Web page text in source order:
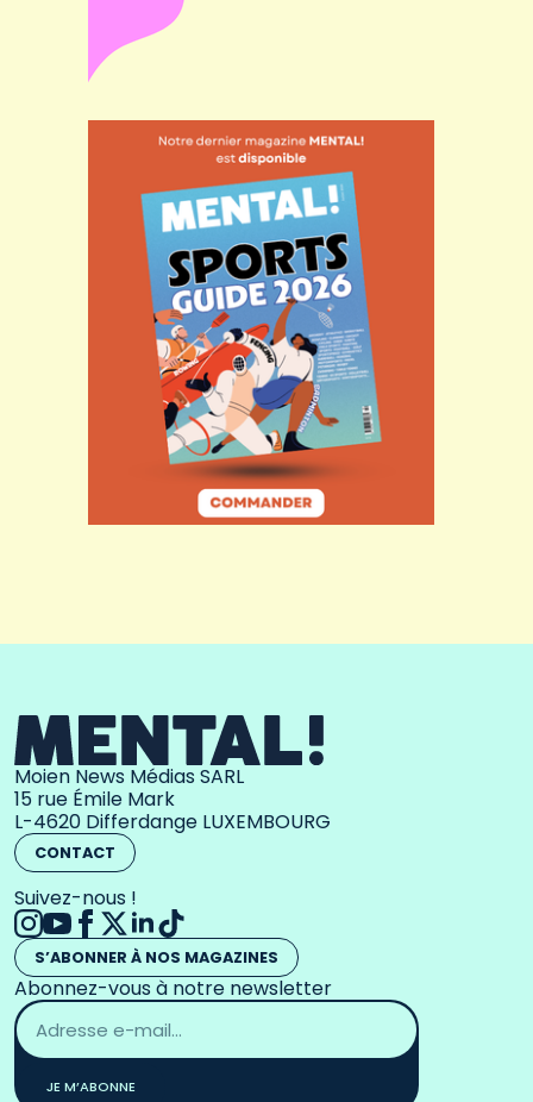
Moien News Médias SARL
15 rue Émile Mark
L-4620 Differdange LUXEMBOURG
CONTACT
Suivez-nous !
S’ABONNER À NOS MAGAZINES
Abonnez-vous à notre newsletter
Adresse
email
*
JE M’ABONNE